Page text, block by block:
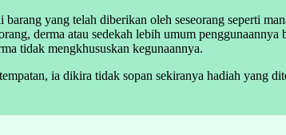
yang telah diberikan oleh seseorang seperti
derma atau sedekah lebih umum
tidak mengkhususkan kegunaannya.
ia dikira tidak sopan sekiranya hadiah yang